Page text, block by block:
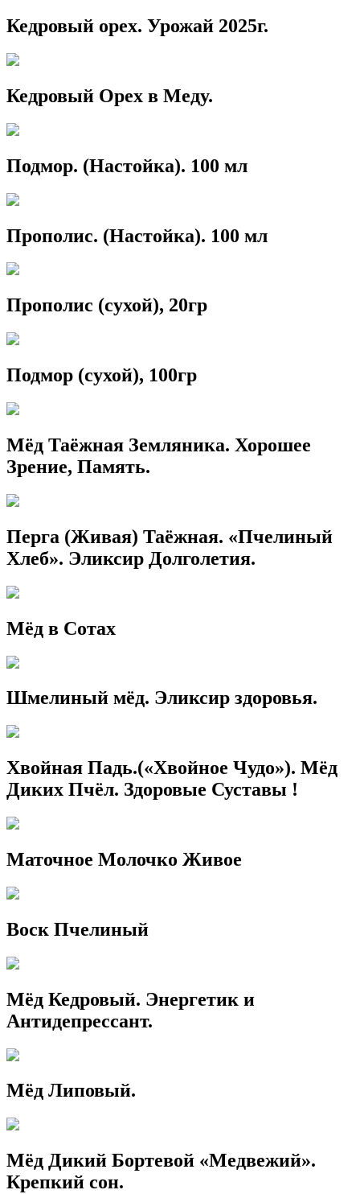
Кедровый орех. Урожай 2025г.
Кедровый Орех в Меду.
Подмор. (Настойка). 100 мл
Прополис. (Настойка). 100 мл
Прополис (сухой), 20гр
Подмор (сухой), 100гр
Мёд Таёжная Земляника. Хорошее
Зрение, Память.
Перга (Живая) Таёжная. «Пчелиный
Хлеб». Эликсир Долголетия.
Мёд в Сотах
Шмелиный мёд. Эликсир здоровья.
Хвойная Падь.(«Хвойное Чудо»). Мёд
Диких Пчёл. Здоровые Суставы !
Маточное Молочко Живое
Воск Пчелиный
Мёд Кедровый. Энергетик и
Антидепрессант.
Мёд Липовый.
Мёд Дикий Бортевой «Медвежий».
Крепкий сон.